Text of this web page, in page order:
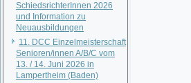
SchiedsrichterInnen 2026
und Information zu
Neuausbildungen
11. DCC Einzelmeisterschaft
Senioren/innen A/B/C vom
13. / 14. Juni 2026 in
Lampertheim (Baden)